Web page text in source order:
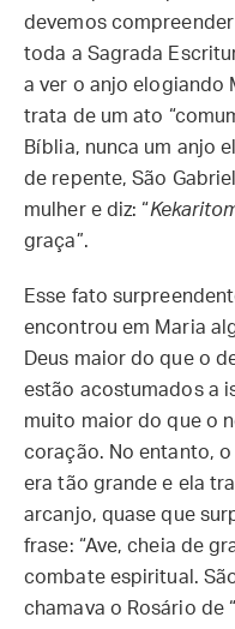
devemos
toda a Sagrada
a ver o anjo elogiando
trata de um ato
Bíblia, nunca um anjo
de repente, São
mulher e diz: “
graça”.
Esse fato
encontrou em Maria
Deus maior do que o
estão acostumados a
muito maior do que o
coração. No entanto,
era tão grande e ela
arcanjo, quase que
frase: “Ave, cheia de
combate espiritual.
chamava o Rosário de